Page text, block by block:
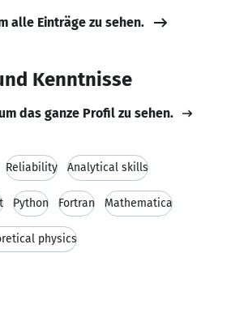
alle Einträge zu sehen.
Kenntnisse
das ganze Profil zu sehen.
Reliability Analytical skills
Python Fortran Mathematica
physics